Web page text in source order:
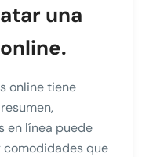
una
online tiene
en línea puede
comodidades que